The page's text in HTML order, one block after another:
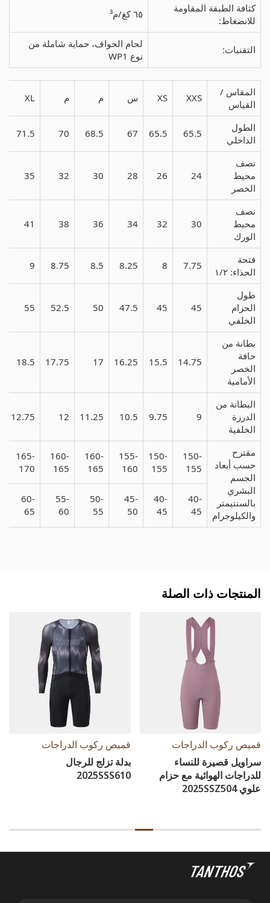
كثافة الطبقة المقاومة
للانضغاط:
٦٥ كغ/م³
التقنيات:
لحام الحواف، حماية شاملة من
نوع WP1
المقاس /
القياس
XXS
XS س م م XL
الطول
الداخلي
65.5
65.5
67
68.5
70
71.5
نصف
محيط
الخصر
24
26
28
30
32
35
نصف
محيط
الورك
30
32
34
36
38
41
فتحة
الحذاء: ١/٢
7.75
8
8.25
8.5
8.75
9
طول
الحزام
الخلفي
45
45
47.5
50
52.5
55
بطانة من
حافة
الخصر
الأمامية
14.75
15.5
16.25
17
17.75
18.5
البطانة من
الدرزة
الخلفية
9
9.75
10.5
11.25
12
12.75
مقترح
حسب أبعاد
الجسم
البشري
بالسنتيمتر
والكيلوجرام
150-
155
150-
155
155-
160
160-
165
160-
165
165-
170
40-
45
40-
45
45-
50
50-
55
55-
60
60-
65
المنتجات ذات الصلة
قميص ركوب الدراجات
سراويل قصيرة للنساء
للدراجات الهوائية مع حزام
علوي 2025SSZ504
قميص ركوب الدراجات
بدلة تزلج للرجال
2025SSS610